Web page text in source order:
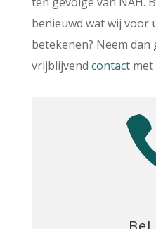
benieuwd wat wij voor
betekenen? Neem dan
vrijblijvend contactmet